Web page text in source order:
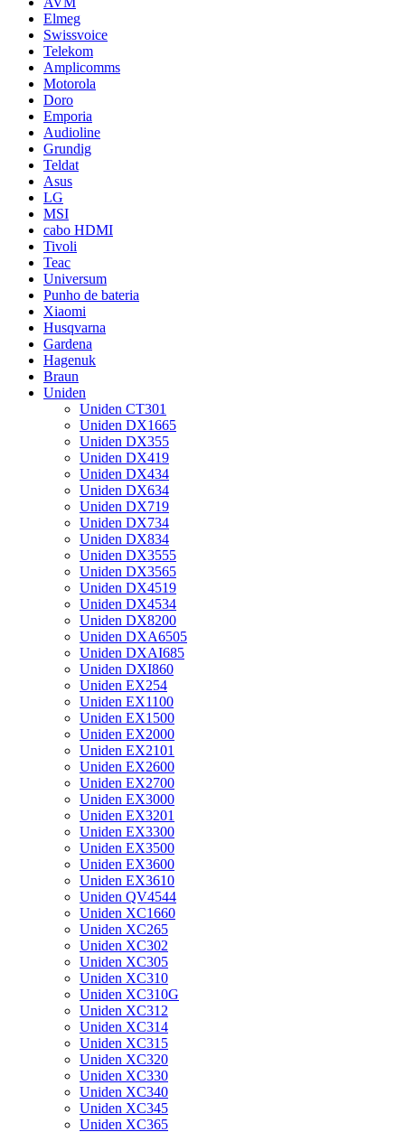
Elmeg
Swissvoice
Telekom
Amplicomms
Motorola
Doro
Emporia
Audioline
Grundig
Teldat
Asus
LG
MSI
cabo HDMI
Tivoli
Teac
Universum
Punho de bateria
Xiaomi
Husqvarna
Gardena
Hagenuk
Braun
Uniden
Uniden CT301
Uniden DX1665
Uniden DX355
Uniden DX419
Uniden DX434
Uniden DX634
Uniden DX719
Uniden DX734
Uniden DX834
Uniden DX3555
Uniden DX3565
Uniden DX4519
Uniden DX4534
Uniden DX8200
Uniden DXA6505
Uniden DXAI685
Uniden DXI860
Uniden EX254
Uniden EX1100
Uniden EX1500
Uniden EX2000
Uniden EX2101
Uniden EX2600
Uniden EX2700
Uniden EX3000
Uniden EX3201
Uniden EX3300
Uniden EX3500
Uniden EX3600
Uniden EX3610
Uniden QV4544
Uniden XC1660
Uniden XC265
Uniden XC302
Uniden XC305
Uniden XC310
Uniden XC310G
Uniden XC312
Uniden XC314
Uniden XC315
Uniden XC320
Uniden XC330
Uniden XC340
Uniden XC345
Uniden XC365